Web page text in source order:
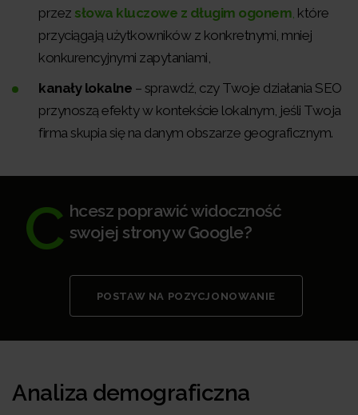
przez słowa kluczowe z długim ogonem, które
przyciągają użytkowników z konkretnymi, mniej
konkurencyjnymi zapytaniami,
kanały lokalne – sprawdź, czy Twoje działania SEO
przynoszą efekty w kontekście lokalnym, jeśli Twoja
firma skupia się na danym obszarze geograficznym.
C hcesz poprawić widoczność
swojej strony w Google?
POSTAW NA POZYCJONOWANIE
Analiza demograficzna